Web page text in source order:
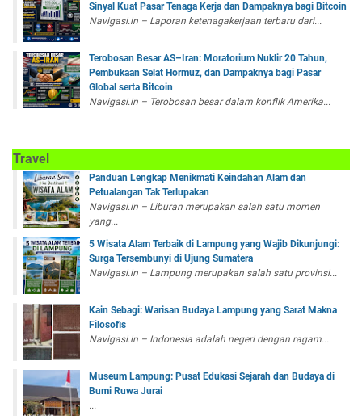
Sinyal Kuat Pasar Tenaga Kerja dan Dampaknya bagi Bitcoin
Navigasi.in – Laporan ketenagakerjaan terbaru dari...
Terobosan Besar AS–Iran: Moratorium Nuklir 20 Tahun,
Pembukaan Selat Hormuz, dan Dampaknya bagi Pasar
Global serta Bitcoin
Navigasi.in – Terobosan besar dalam konflik Amerika...
Travel
Panduan Lengkap Menikmati Keindahan Alam dan
Petualangan Tak Terlupakan
Navigasi.in – Liburan merupakan salah satu momen
yang...
5 Wisata Alam Terbaik di Lampung yang Wajib Dikunjungi:
Surga Tersembunyi di Ujung Sumatera
Navigasi.in – Lampung merupakan salah satu provinsi...
Kain Sebagi: Warisan Budaya Lampung yang Sarat Makna
Filosofis
Navigasi.in – Indonesia adalah negeri dengan ragam...
Museum Lampung: Pusat Edukasi Sejarah dan Budaya di
Bumi Ruwa Jurai
...